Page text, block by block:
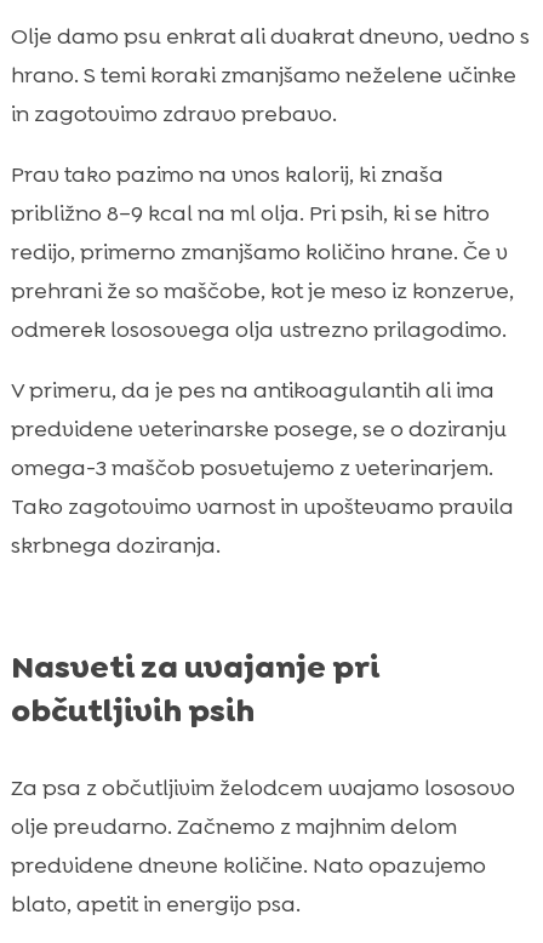
Olje damo psu enkrat ali dvakrat dnevno, vedno s
hrano. S temi koraki zmanjšamo neželene učinke
in zagotovimo zdravo prebavo.
Prav tako pazimo na vnos kalorij, ki znaša
približno 8–9 kcal na ml olja. Pri psih, ki se hitro
redijo, primerno zmanjšamo količino hrane. Če v
prehrani že so maščobe, kot je meso iz konzerve,
odmerek lososovega olja ustrezno prilagodimo.
V primeru, da je pes na antikoagulantih ali ima
predvidene veterinarske posege, se o doziranju
omega-3 maščob posvetujemo z veterinarjem.
Tako zagotovimo varnost in upoštevamo pravila
skrbnega doziranja.
Nasveti za uvajanje pri
občutljivih psih
Za psa z občutljivim želodcem uvajamo lososovo
olje preudarno. Začnemo z majhnim delom
predvidene dnevne količine. Nato opazujemo
blato, apetit in energijo psa.